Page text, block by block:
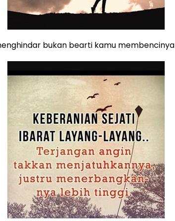
bukan bearti kamu membencinya